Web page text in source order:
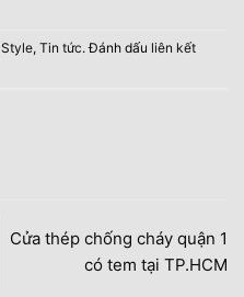
Style, Tin tức. Đánh dấu liên kết
Cửa thép chống cháy quận 1
có tem tại TP.HCM